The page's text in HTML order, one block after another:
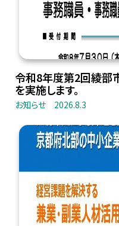
令和8年度第2回綾部
を実施します。
お知らせ 2026.8.3